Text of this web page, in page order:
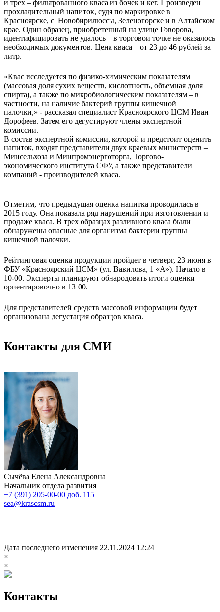
и трех – фильтрованного кваса из бочек и кег. Произведен
прохладительный напиток, судя по маркировке в
Красноярске, с. Новобирилюссы, Зеленогорске и в Алтайском
крае. Один образец, приобретенный на улице Говорова,
идентифицировать не удалось – в торговой точке не оказалось
необходимых документов. Цена кваса – от 23 до 46 рублей за
литр.
«Квас исследуется по физико-химическим показателям
(массовая доля сухих веществ, кислотность, объемная доля
спирта), а также по микробиологическим показателям – в
частности, на наличие бактерий группы кишечной
палочки,» - рассказал специалист Красноярского ЦСМ Иван
Дорофеев. Затем его дегустируют члены экспертной
комиссии.
В состав экспертной комиссии, которой и предстоит оценить
напиток, входят представители двух краевых министерств –
Минсельхоза и Минпромэнерготорга, Торгово-
экономического института СФУ, а также представители
компаний - производителей кваса.
Отметим, что предыдущая оценка напитка проводилась в
2015 году. Она показала ряд нарушений при изготовлении и
продаже кваса. В трех образцах разливного кваса были
обнаружены опасные для организма бактерии группы
кишечной палочки.
Рейтинговая оценка продукции пройдет в четверг, 23 июня в
ФБУ «Красноярский ЦСМ» (ул. Вавилова, 1 «А»). Начало в
10-00. Эксперты планируют обнародовать итоги оценки
ориентировочно в 13-00.
Для представителей средств массовой информации будет
организована дегустация образцов кваса.
Контакты для СМИ
Сычёва Елена Александровна
Начальник отдела развития
+7 (391) 205-00-00 доб. 115
sea@krascsm.ru
Дата последнего изменения 22.11.2024 12:24
×
×
Контакты